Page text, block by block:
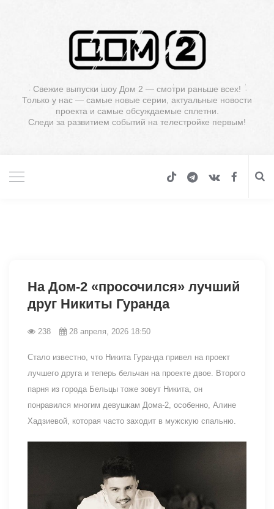
Свежие выпуски шоу Дом 2 — смотри раньше всех!
Только у нас — самые новые серии, актуальные новости
проекта и самые обсуждаемые сплетни.
Следи за развитием событий на телестройке первым!
На Дом-2 «просочился» лучший
друг Никиты Гуранда
238 28 апреля, 2026 18:50
Стало известно, что Никита Гуранда привел на проект
лучшего друга и теперь бельчан на проекте двое. Второго
парня из города Бельцы тоже зовут Никита, он
понравился многим девушкам Дома-2, особенно, Алине
Хадзиевой, которая часто заходит в мужскую спальню.